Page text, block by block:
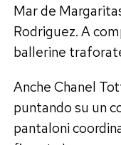
Mar de
Rodriguez. A
ballerine
Anche Chanel
puntando su un
pantaloni